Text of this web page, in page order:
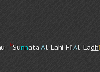
u SunnataAl-Lahi FīAl-Ladhī